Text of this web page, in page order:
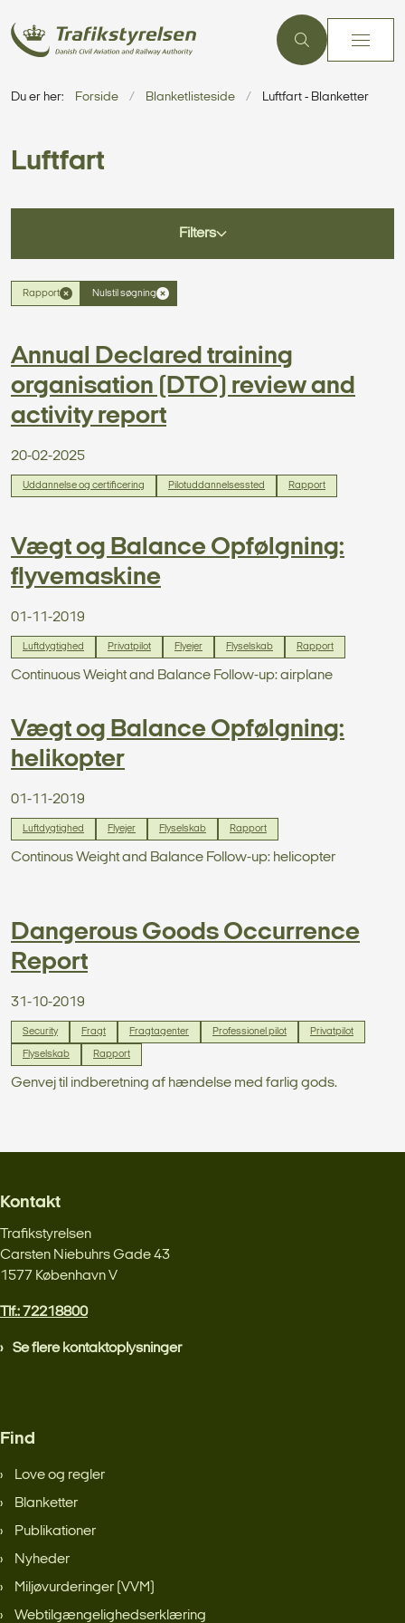
Du er her: Forside Blanketlisteside Luftfart - Blanketter
Luftfart
Filters
Rapport Nulstil søgning
Annual Declared training
organisation (DTO) review and
activity report
20-02-2025
Uddannelse og certificering Pilotuddannelsessted Rapport
Vægt og Balance Opfølgning:
flyvemaskine
01-11-2019
Luftdygtighed Privatpilot Flyejer Flyselskab Rapport
Continuous Weight and Balance Follow-up: airplane
Vægt og Balance Opfølgning:
helikopter
01-11-2019
Luftdygtighed Flyejer Flyselskab Rapport
Continous Weight and Balance Follow-up: helicopter
Dangerous Goods Occurrence
Report
31-10-2019
Security Fragt Fragtagenter Professionel pilot Privatpilot
Flyselskab Rapport
Genvej til indberetning af hændelse med farlig gods.
Kontakt
Trafikstyrelsen
Carsten Niebuhrs Gade 43
1577 København V
Tlf.: 72218800
Se flere kontaktoplysninger
Find
Love og regler
Blanketter
Publikationer
Nyheder
Miljøvurderinger (VVM)
Webtilgængelighedserklæring